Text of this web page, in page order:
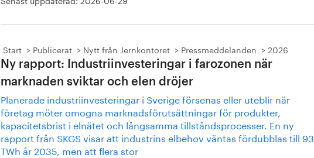
Start Publicerat Nytt från Jernkontoret Pressmeddelanden 2026
Ny rapport: Industriinvesteringar i farozonen när
marknaden sviktar och elen dröjer
Planerade industriinvesteringar i Sverige försenas eller uteblir när
företag möter omogna marknadsförutsättningar för produkter,
kapacitetsbrist i elnätet och långsamma tillståndsprocesser. En ny
rapport från SKGS visar att industrins elbehov väntas fördubblas till 93
TWh år 2035, men att flera stor